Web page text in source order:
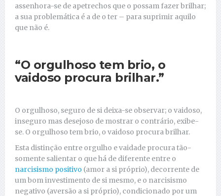
assenhora-se de apetrechos que o possam fazer brilhar;
a sua problemática é a de o ter – para suprimir aquilo
que não é.
“O orgulhoso tem brio, o
vaidoso procura brilhar.”
O orgulhoso, seguro de si deixa-se observar; o vaidoso,
inseguro mas desejoso de mostrar o contrário, exibe-
se. O orgulhoso tem brio, o vaidoso procura brilhar.
Esta distinção entre orgulho e vaidade procura tão-
somente salientar o que há de diferente entre o
narcisismo positivo (amor a si próprio), decorrente de
um bom investimento de si mesmo, e o narcisismo
negativo (aversão a si próprio), condicionado por um